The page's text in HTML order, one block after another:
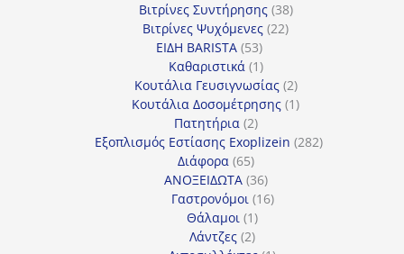
προϊόντα
Βιτρίνες Συντήρησης 3838
προϊόντα
Βιτρίνες Ψυχόμενες 2222
ΕΙΔΗ BARISTA 5353
προϊόντα
Καθαριστικά 11
προϊόν
Κουτάλια Γευσιγνωσίας 22
προϊόντα
Κουτάλια Δοσομέτρησης 11
Πατητήρια 22
προϊόντα
Εξοπλισμός Εστίασης Exoplizein 282282
Διάφορα 6565
προϊόντα
ΑΝΟΞΕΙΔΩΤΑ 3636
προϊόντα
Γαστρονόμοι 1616
Θάλαμοι 11
προϊόν
Λάντζες 22